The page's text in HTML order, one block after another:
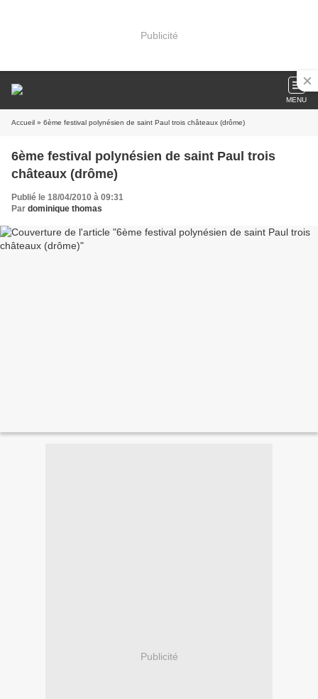
Publicité
MENU
Accueil » 6ème festival polynésien de saint Paul trois châteaux (drôme)
6ème festival polynésien de saint Paul trois
châteaux (drôme)
Publié le 18/04/2010 à 09:31
Par dominique thomas
Publicité